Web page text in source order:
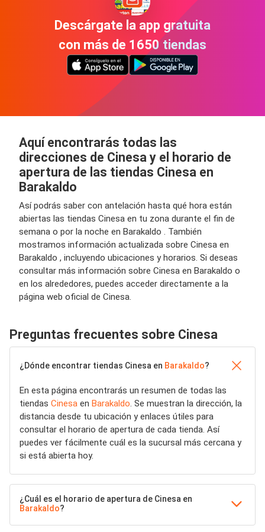
Descárgate la app gratuita
con más de 1650 tiendas
Aquí encontrarás todas las
direcciones de Cinesa y el horario de
apertura de las tiendas Cinesa en
Barakaldo
Así podrás saber con antelación hasta qué hora están
abiertas las tiendas Cinesa en tu zona durante el fin de
semana o por la noche en Barakaldo . También
mostramos información actualizada sobre Cinesa en
Barakaldo , incluyendo ubicaciones y horarios. Si deseas
consultar más información sobre Cinesa en Barakaldo o
en los alrededores, puedes acceder directamente a la
página web oficial de Cinesa.
Preguntas frecuentes sobre Cinesa
¿Dónde encontrar tiendas Cinesa en Barakaldo?
En esta página encontrarás un resumen de todas las
tiendas Cinesa en Barakaldo. Se muestran la dirección, la
distancia desde tu ubicación y enlaces útiles para
consultar el horario de apertura de cada tienda. Así
puedes ver fácilmente cuál es la sucursal más cercana y
si está abierta hoy.
¿Cuál es el horario de apertura de Cinesa en
Barakaldo?